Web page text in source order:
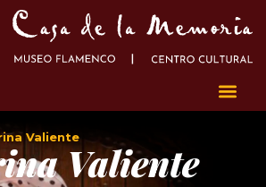
Valiente
Valiente